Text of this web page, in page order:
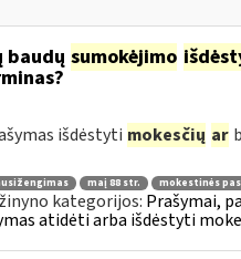
baudų sumokėjimo
išdėstyti mokesčių ar
maį 88 str.
mokestinės
kategorijos: Prašymai,
atidėti arba išdėstyti